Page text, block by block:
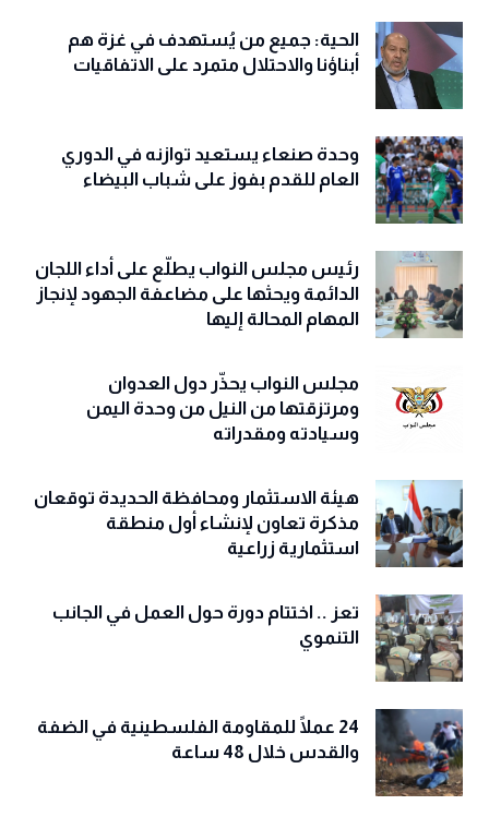
الحية: جميع من يُستهدف في غزة هم
أبناؤنا والاحتلال متمرد على الاتفاقيات
وحدة صنعاء يستعيد توازنه في الدوري
العام للقدم بفوز على شباب البيضاء
رئيس مجلس النواب يطلّع على أداء اللجان
الدائمة ويحثها على مضاعفة الجهود لإنجاز
المهام المحالة إليها
مجلس النواب يحذّّر دول العدوان
ومرتزقتها من النيل من وحدة اليمن
وسيادته ومقدراته
هيئة الاستثمار ومحافظة الحديدة توقعان
مذكرة تعاون لإنشاء أول منطقة
استثمارية زراعية
تعز .. اختتام دورة حول العمل في الجانب
التنموي
24 عملًا للمقاومة الفلسطينية في الضفة
والقدس خلال 48 ساعة